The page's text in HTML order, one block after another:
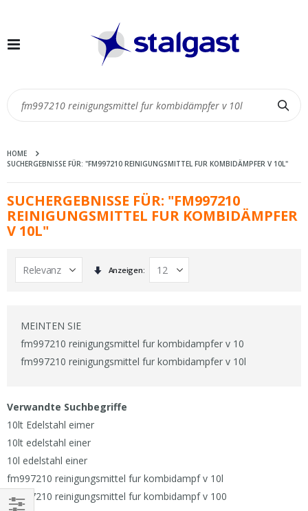
Navigation
HOME
SUCHERGEBNISSE FÜR: "FM997210 REINIGUNGSMITTEL FUR KOMBIDÄMPFER V 10L"
SUCHERGEBNISSE FÜR: "FM997210
REINIGUNGSMITTEL FUR KOMBIDÄMPFER
V 10L"
In
aufsteigender
Anzeigen
MEINTEN SIE
fm997210 reinigungsmittel fur kombidampfer v 10
fm997210 reinigungsmittel fur kombidampfer v 10l
Verwandte Suchbegriffe
10lt Edelstahl eimer
10lt edelstahl einer
10l edelstahl einer
fm997210 reinigungsmittel fur kombidampf v 10l
fm997210 reinigungsmittel fur kombidampf v 100